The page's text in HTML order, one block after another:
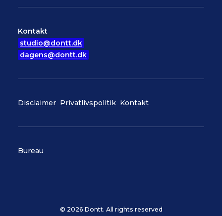
Kontakt
studio@dontt.dk
dagens@dontt.dk
Disclaimer Privatlivspolitik Kontakt
Bureau
© 2026 Dontt. All rights reserved